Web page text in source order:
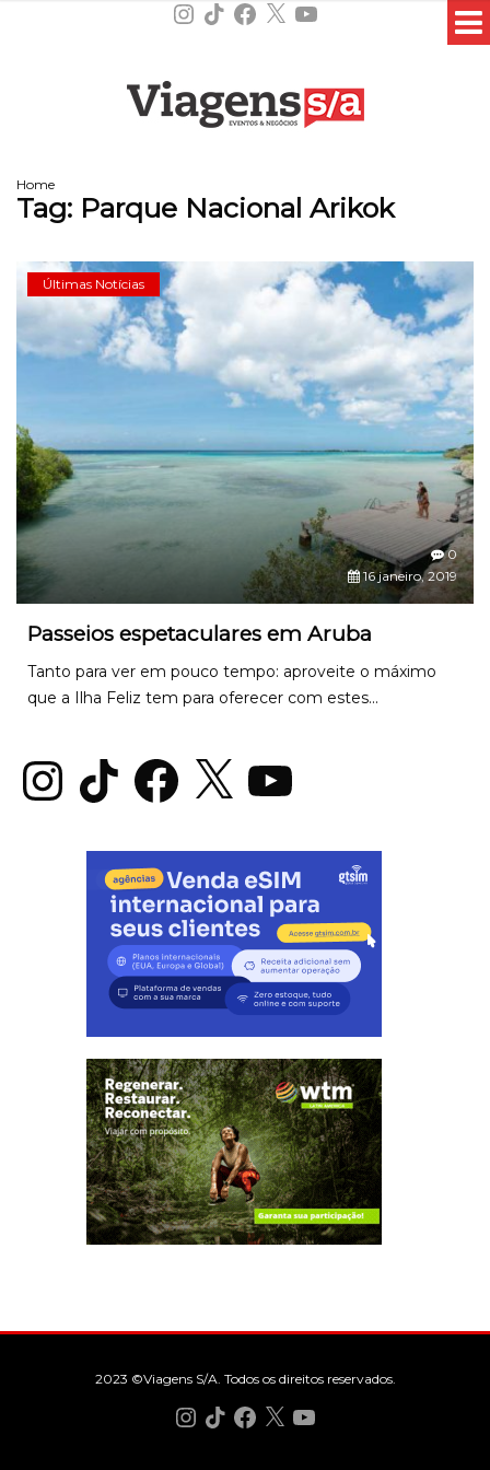
Instagram
TikTokFacebook
X YouTube
Home
Tag: Parque Nacional Arikok
Últimas Notícias
0
16 janeiro, 2019
Passeios espetaculares em Aruba
Tanto para ver em pouco tempo: aproveite o máximo
que a Ilha Feliz tem para oferecer com estes...
InstagramTikTok Facebook
X YouTube
2023 ©Viagens S/A. Todos os direitos reservados.
Instagram
TikTokFacebook
X YouTube